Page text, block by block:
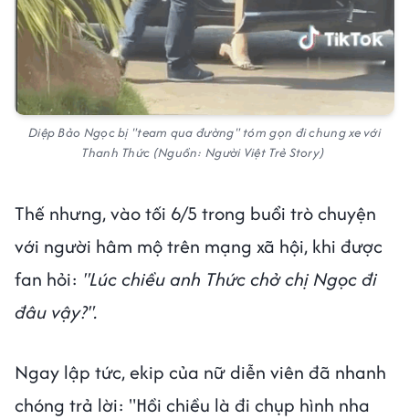
Diệp Bảo Ngọc bị "team qua đường" tóm gọn đi chung xe với
Thanh Thức (Nguồn: Người Việt Trẻ Story)
Thế nhưng, vào tối 6/5 trong buổi trò chuyện
với người hâm mộ trên mạng xã hội, khi được
fan hỏi: "Lúc chiều anh Thức chở chị Ngọc đi
đâu vậy?".
Ngay lập tức, ekip của nữ diễn viên đã nhanh
chóng trả lời: "Hồi chiều là đi chụp hình nha